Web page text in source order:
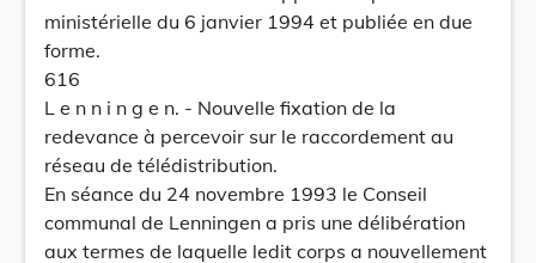
ministérielle du 6 janvier 1994 et publiée en due
forme.
616
L e n n i n g e n. - Nouvelle fixation de la
redevance à percevoir sur le raccordement au
réseau de télédistribution.
En séance du 24 novembre 1993 le Conseil
communal de Lenningen a pris une délibération
aux termes de laquelle ledit corps a nouvellement